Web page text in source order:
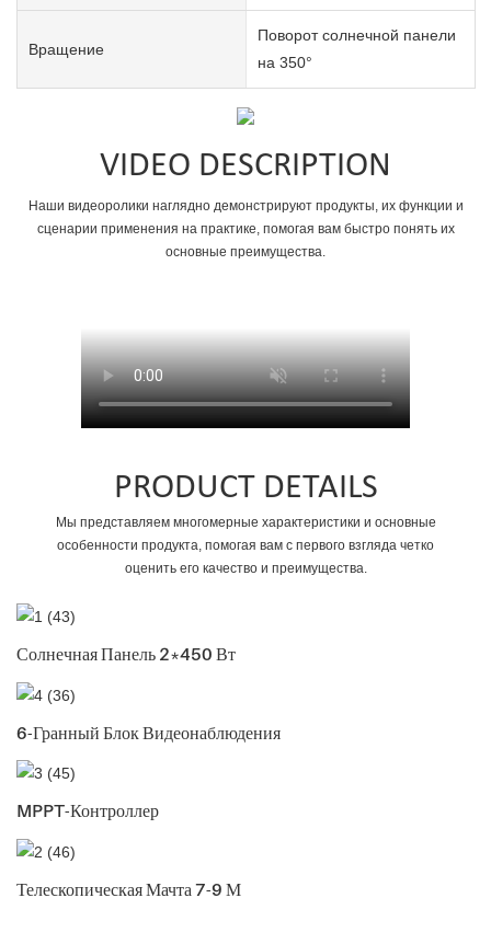
Вращение
Поворот солнечной панели
на 350°
VIDEO DESCRIPTION
Наши видеоролики наглядно демонстрируют продукты, их функции и
сценарии применения на практике, помогая вам быстро понять их
основные преимущества.
PRODUCT DETAILS
Мы представляем многомерные характеристики и основные
особенности продукта, помогая вам с первого взгляда четко
оценить его качество и преимущества.
Солнечная Панель 2*450 Вт
6-Гранный Блок Видеонаблюдения
MPPT-Контроллер
Телескопическая Мачта 7-9 М